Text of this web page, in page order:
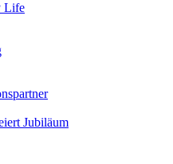
Life
Jubiläum